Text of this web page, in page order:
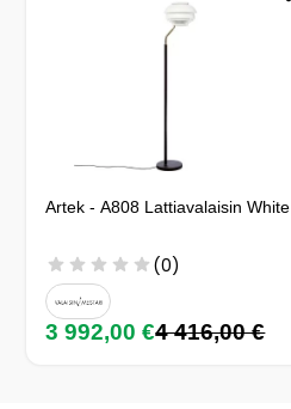
Artek - A808 Lattiavalaisin White
(0)
3 992,00 €4 416,00 €